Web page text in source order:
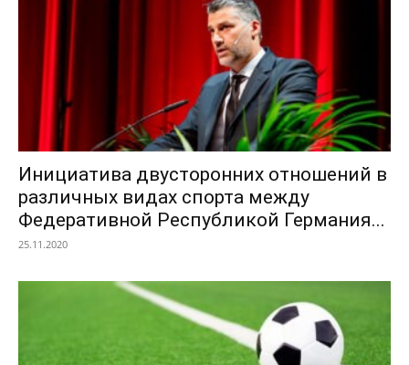
Инициатива двусторонних отношений в
различных видах спорта между
Федеративной Республикой Германия...
25.11.2020